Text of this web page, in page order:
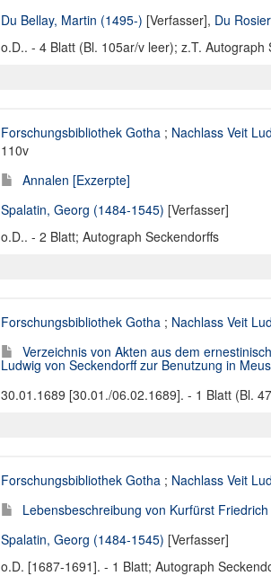
Du Bellay, Martin (1495-) [Verfasser], Du
o.D.. - 4 Blatt (Bl. 105ar/v leer); z.T. Autograph
Forschungsbibliothek Gotha ; Nachlass Veit
110v
Annalen [Exzerpte]
Spalatin, Georg (1484-1545) [Verfasser]
o.D.. - 2 Blatt; Autograph Seckendorffs
Forschungsbibliothek Gotha ; Nachlass Veit
Verzeichnis von Akten aus dem
Ludwig von Seckendorff zur Benutzung in
30.01.1689 [30.01./06.02.1689]. - 1 Blatt (Bl.
Forschungsbibliothek Gotha ; Nachlass Veit
Lebensbeschreibung von Kurfürst
Spalatin, Georg (1484-1545) [Verfasser]
o.D. [1687-1691]. - 1 Blatt; Autograph